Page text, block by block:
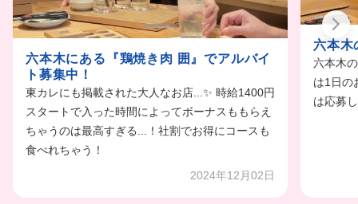
六本木にある『鶏焼き肉 囲』でアルバイ
ト募集中！
東カレにも掲載された大人なお店...✨ 時給1400円
スタートで入った時間によってボーナスももらえ
ちゃうのは最高すぎる...！社割でお得にコースも
食べれちゃう！
2024年12月02日
六本木
六本木
は1日の
は応募